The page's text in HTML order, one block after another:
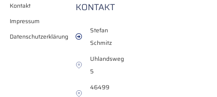
Kontakt
Impressum
Datenschutzerklärung
KONTAKT
Stefan
Schmitz
Uhlandsweg
5
46499